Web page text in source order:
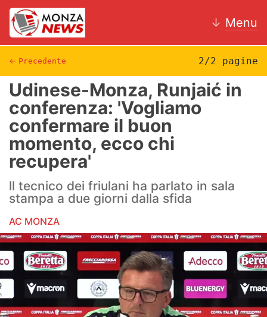
↓ Menu
News
AC Monza
Calcio
Motori
Volley
Hockey
Altri sport
Hockey
Pallanuoto
← Precedente 2/2 pagine
Udinese-Monza, Runjaić in
conferenza: 'Vogliamo
confermare il buon
momento, ecco chi
recupera'
ll tecnico dei friulani ha parlato in sala
stampa a due giorni dalla sfida
AC MONZA